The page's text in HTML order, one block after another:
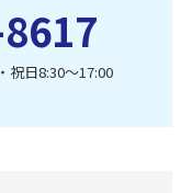
祝日8:30〜17:00